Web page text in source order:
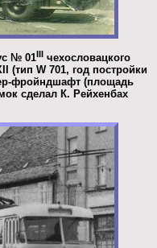
№ 01III чехословацкого
W 701, год постройки
фройндшафт (площадь
сделал К. Рейхенбах